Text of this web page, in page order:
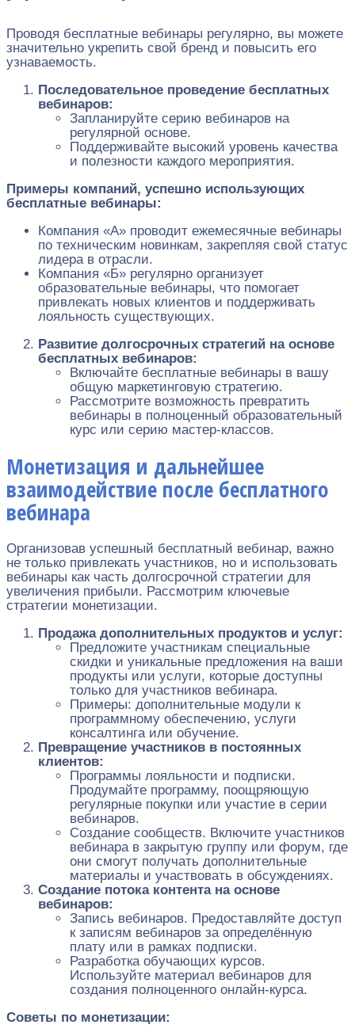
Проводя бесплатные вебинары регулярно, вы можете
значительно укрепить свой бренд и повысить его
узнаваемость.
Последовательное проведение бесплатных
вебинаров:
Запланируйте серию вебинаров на
регулярной основе.
Поддерживайте высокий уровень качества
и полезности каждого мероприятия.
Примеры компаний, успешно использующих
бесплатные вебинары:
Компания «А» проводит ежемесячные вебинары
по техническим новинкам, закрепляя свой статус
лидера в отрасли.
Компания «Б» регулярно организует
образовательные вебинары, что помогает
привлекать новых клиентов и поддерживать
лояльность существующих.
Развитие долгосрочных стратегий на основе
бесплатных вебинаров:
Включайте бесплатные вебинары в вашу
общую маркетинговую стратегию.
Рассмотрите возможность превратить
вебинары в полноценный образовательный
курс или серию мастер-классов.
Монетизация и дальнейшее
взаимодействие после бесплатного
вебинара
Организовав успешный бесплатный вебинар, важно
не только привлекать участников, но и использовать
вебинары как часть долгосрочной стратегии для
увеличения прибыли. Рассмотрим ключевые
стратегии монетизации.
Продажа дополнительных продуктов и услуг:
Предложите участникам специальные
скидки и уникальные предложения на ваши
продукты или услуги, которые доступны
только для участников вебинара.
Примеры: дополнительные модули к
программному обеспечению, услуги
консалтинга или обучение.
Превращение участников в постоянных
клиентов:
Программы лояльности и подписки.
Продумайте программу, поощряющую
регулярные покупки или участие в серии
вебинаров.
Создание сообществ. Включите участников
вебинара в закрытую группу или форум, где
они смогут получать дополнительные
материалы и участвовать в обсуждениях.
Создание потока контента на основе
вебинаров:
Запись вебинаров. Предоставляйте доступ
к записям вебинаров за определённую
плату или в рамках подписки.
Разработка обучающих курсов.
Используйте материал вебинаров для
создания полноценного онлайн-курса.
Советы по монетизации: